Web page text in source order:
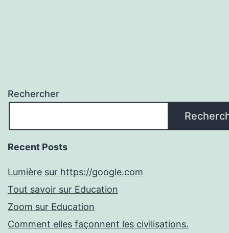
Rechercher
Recent Posts
Lumière sur https://google.com
Tout savoir sur Education
Zoom sur Education
Comment elles façonnent les civilisations.